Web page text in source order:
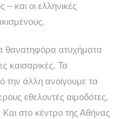
και οι ελληνικές
θανατηφόρα ατυχήματα
καισαρικές. Τα
την άλλη ανοίγουμε τα
εθελοντές αιμοδότες,
Και στο κέντρο της Αθήνας